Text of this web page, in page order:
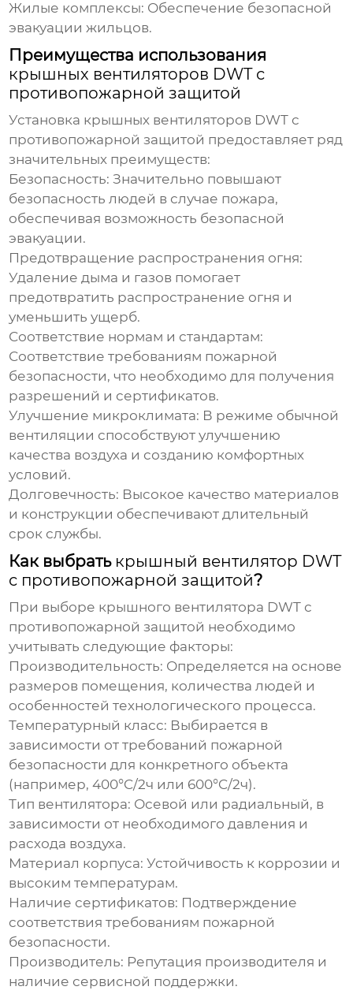
Жилые комплексы: Обеспечение безопасной
эвакуации жильцов.
Преимущества использования
крышных вентиляторов DWT с
противопожарной защитой
Установка крышных вентиляторов DWT с
противопожарной защитой предоставляет ряд
значительных преимуществ:
Безопасность: Значительно повышают
безопасность людей в случае пожара,
обеспечивая возможность безопасной
эвакуации.
Предотвращение распространения огня:
Удаление дыма и газов помогает
предотвратить распространение огня и
уменьшить ущерб.
Соответствие нормам и стандартам:
Соответствие требованиям пожарной
безопасности, что необходимо для получения
разрешений и сертификатов.
Улучшение микроклимата: В режиме обычной
вентиляции способствуют улучшению
качества воздуха и созданию комфортных
условий.
Долговечность: Высокое качество материалов
и конструкции обеспечивают длительный
срок службы.
Как выбрать крышный вентилятор DWT
с противопожарной защитой?
При выборе крышного вентилятора DWT с
противопожарной защитой необходимо
учитывать следующие факторы:
Производительность: Определяется на основе
размеров помещения, количества людей и
особенностей технологического процесса.
Температурный класс: Выбирается в
зависимости от требований пожарной
безопасности для конкретного объекта
(например, 400°C/2ч или 600°C/2ч).
Тип вентилятора: Осевой или радиальный, в
зависимости от необходимого давления и
расхода воздуха.
Материал корпуса: Устойчивость к коррозии и
высоким температурам.
Наличие сертификатов: Подтверждение
соответствия требованиям пожарной
безопасности.
Производитель: Репутация производителя и
наличие сервисной поддержки.